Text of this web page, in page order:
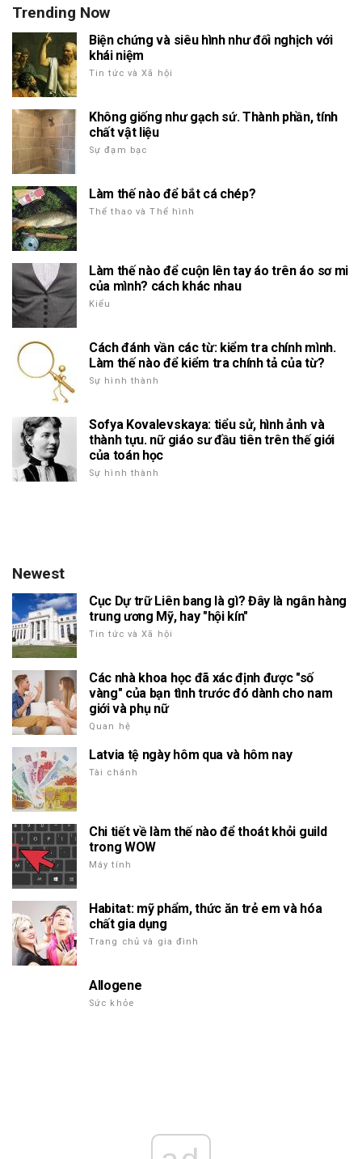
Trending Now
Biện chứng và siêu hình như đối nghịch với
khái niệm
Tin tức và Xã hội
Không giống như gạch sứ. Thành phần, tính
chất vật liệu
Sự đạm bạc
Làm thế nào để bắt cá chép?
Thể thao và Thể hình
Làm thế nào để cuộn lên tay áo trên áo sơ mi
của mình? cách khác nhau
Kiểu
Cách đánh vần các từ: kiểm tra chính mình.
Làm thế nào để kiểm tra chính tả của từ?
Sự hình thành
Sofya Kovalevskaya: tiểu sử, hình ảnh và
thành tựu. nữ giáo sư đầu tiên trên thế giới
của toán học
Sự hình thành
Newest
Cục Dự trữ Liên bang là gì? Đây là ngân hàng
trung ương Mỹ, hay "hội kín"
Tin tức và Xã hội
Các nhà khoa học đã xác định được "số
vàng" của bạn tình trước đó dành cho nam
giới và phụ nữ
Quan hệ
Latvia tệ ngày hôm qua và hôm nay
Tài chánh
Chi tiết về làm thế nào để thoát khỏi guild
trong WOW
Máy tính
Habitat: mỹ phẩm, thức ăn trẻ em và hóa
chất gia dụng
Trang chủ và gia đình
Allogene
Sức khỏe